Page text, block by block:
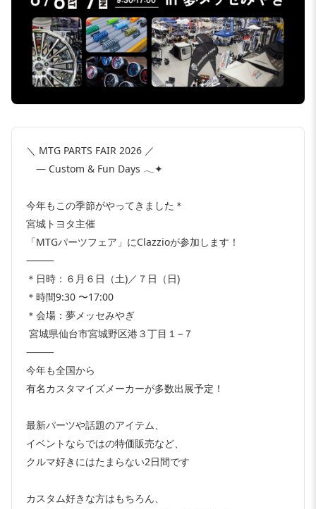
＼ MTG PARTS FAIR 2026 ／
— Custom & Fun Days 𓂃✦
今年もこの季節がやってきました＊
宮城トヨタ主催
「MTGパーツフェア」にClazzioが参加します！
⸻
＊日時：６月６日（土)／７日（日)
＊時間9:30 〜17:00
＊会場：夢メッセみやぎ
宮城県仙台市宮城野区港３丁目１−７
⸻
今年も全国から
有名カスタマイズメーカーが多数出展予定！
最新パーツや話題のアイテム、
イベントならではの特価販売など、
クルマ好きにはたまらない2日間です
カスタム好きな方はもちろん、